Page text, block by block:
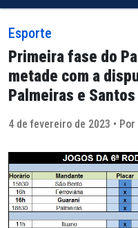
Esporte
Primeira fase do
metade com a
Palmeiras e Santos
4 de fevereiro de 2023 • Por